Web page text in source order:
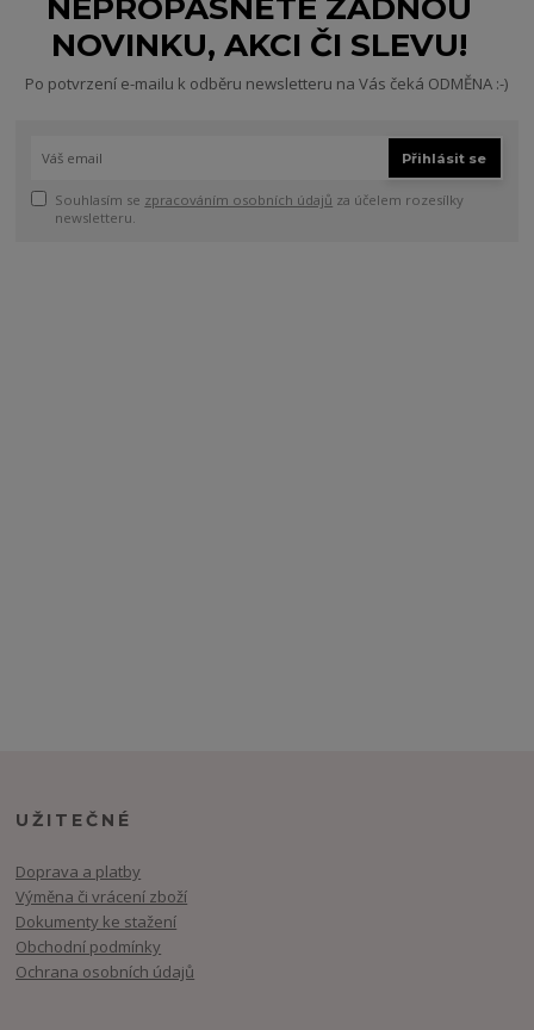
NEPROPÁSNĚTE ŽÁDNOU
NOVINKU, AKCI ČI SLEVU!
Po potvrzení e-mailu k odběru newsletteru na Vás čeká ODMĚNA :-)
Přihlásit se
Souhlasím se zpracováním osobních údajů za účelem rozesílky
newsletteru.
UŽITEČNÉ
Doprava a platby
Výměna či vrácení zboží
Dokumenty ke stažení
Obchodní podmínky
Ochrana osobních údajů